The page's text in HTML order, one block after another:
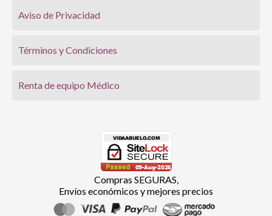
Aviso de Privacidad
Términos y Condiciones
Renta de equipo Médico
Compras SEGURAS,
Envíos económicos y mejores precios